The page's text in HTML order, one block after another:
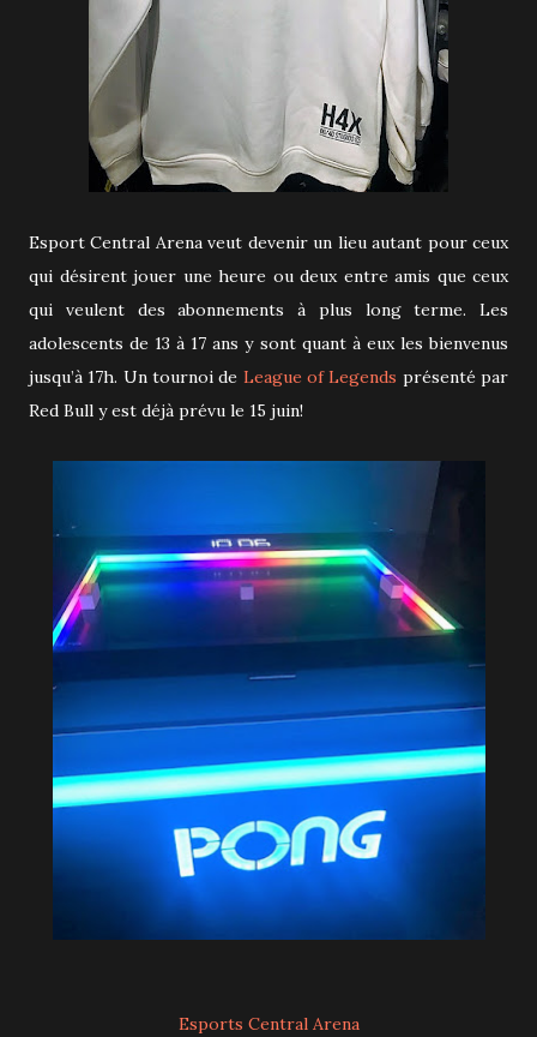
Esport Central Arena veut devenir un lieu autant pour ceux
qui désirent jouer une heure ou deux entre amis que ceux
qui veulent des abonnements à plus long terme. Les
adolescents de 13 à 17 ans y sont quant à eux les bienvenus
jusqu’à 17h. Un tournoi de League of Legends présenté par
Red Bull y est déjà prévu le 15 juin!
Esports Central Arena